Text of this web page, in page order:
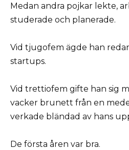
Medan andra pojkar lekte,
studerade och planerade.
Vid tjugofem ägde han
startups.
Vid trettiofem gifte han sig
vacker brunett från en
verkade bländad av hans
De första åren var bra.